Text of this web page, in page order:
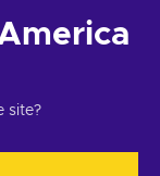
Helis play,
ses partenaires.
cliquant sur
Google Business
site?